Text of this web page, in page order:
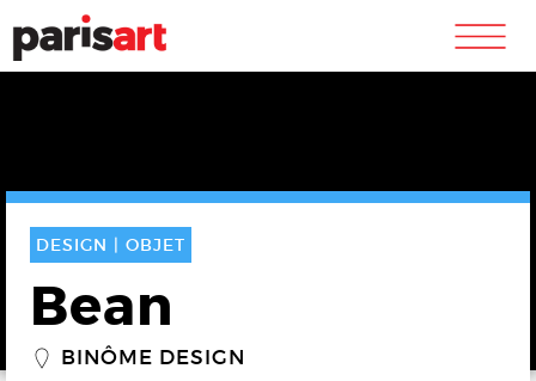
m
DESIGN | OBJET
Bean
_ BINÔME DESIGN